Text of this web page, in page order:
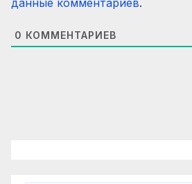
данные комментариев.
0 КОММЕНТАРИЕВ